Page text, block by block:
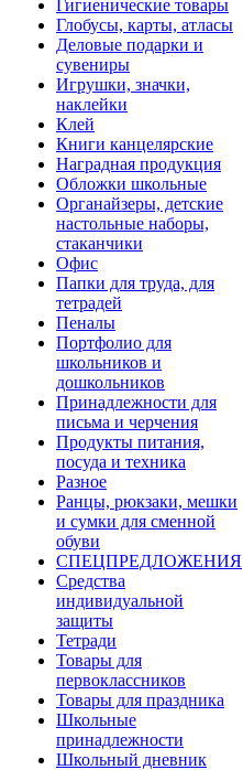
Гигиенические товары
Глобусы, карты, атласы
Деловые подарки и
сувениры
Игрушки, значки,
наклейки
Клей
Книги канцелярские
Наградная продукция
Обложки школьные
Органайзеры, детские
настольные наборы,
стаканчики
Офис
Папки для труда, для
тетрадей
Пеналы
Портфолио для
школьников и
дошкольников
Принадлежности для
письма и черчения
Продукты питания,
посуда и техника
Разное
Ранцы, рюкзаки, мешки
и сумки для сменной
обуви
СПЕЦПРЕДЛОЖЕНИЯ
Средства
индивидуальной
защиты
Тетради
Товары для
первоклассников
Товары для праздника
Школьные
принадлежности
Школьный дневник